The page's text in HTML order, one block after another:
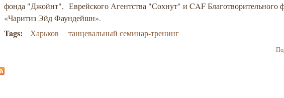
фонда "Джойнт", Еврейского Агентства "Сохнут" и CAF Благотворительного
«Чаритиз Эйд Фаундейшн».
Tags: Харьков танцевальный семинар-тренинг